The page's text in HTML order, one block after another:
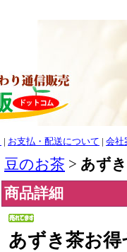
| お支払・配送について | 会社
豆のお茶 > あず
商品詳細
あずき茶お得